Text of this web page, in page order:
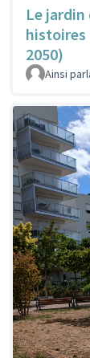
Le jardin
histoires
2050)
Ainsi